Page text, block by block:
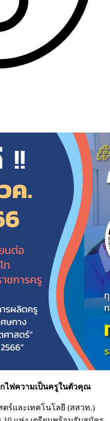
กไฟความเป็นครูในตัวคุณ
ร์และเทคโนโลยี (สสวท.)